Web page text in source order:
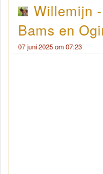
Willemijn
Bams en
07 juni 2025 om 07:23